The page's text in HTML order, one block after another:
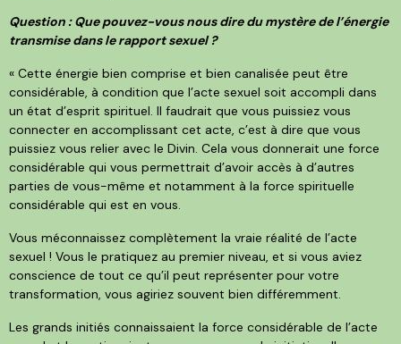
Question : Que pouvez-vous nous dire du mystère de l’énergie
transmise dans le rapport sexuel ?
« Cette énergie bien comprise et bien canalisée peut être
considérable, à condition que l’acte sexuel soit accompli dans
un état d’esprit spirituel. Il faudrait que vous puissiez vous
connecter en accomplissant cet acte, c’est à dire que vous
puissiez vous relier avec le Divin. Cela vous donnerait une force
considérable qui vous permettrait d’avoir accès à d’autres
parties de vous-même et notamment à la force spirituelle
considérable qui est en vous.
Vous méconnaissez complètement la vraie réalité de l’acte
sexuel ! Vous le pratiquez au premier niveau, et si vous aviez
conscience de tout ce qu’il peut représenter pour votre
transformation, vous agiriez souvent bien différemment.
Les grands initiés connaissaient la force considérable de l’acte